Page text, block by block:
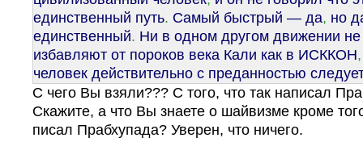
единственный путь. Самый быстрый — да, но
единственный. Ни в одном другом движении не
избавляют от пороков века Кали как в ИСККОН,
человек действительно с преданностью
С чего Вы взяли??? С того, что так написал
Скажите, а что Вы знаете о шайвизме кроме
писал Прабхупада? Уверен, что ничего.